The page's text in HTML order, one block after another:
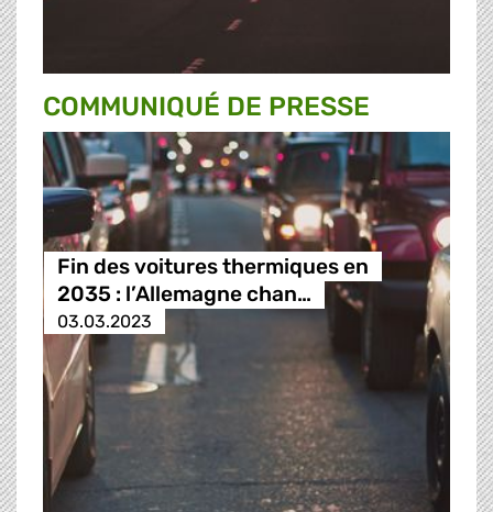
COMMUNIQUÉ DE PRESSE
Fin des voitures thermiques en
2035 : l’Allemagne chan…
03.03.2023